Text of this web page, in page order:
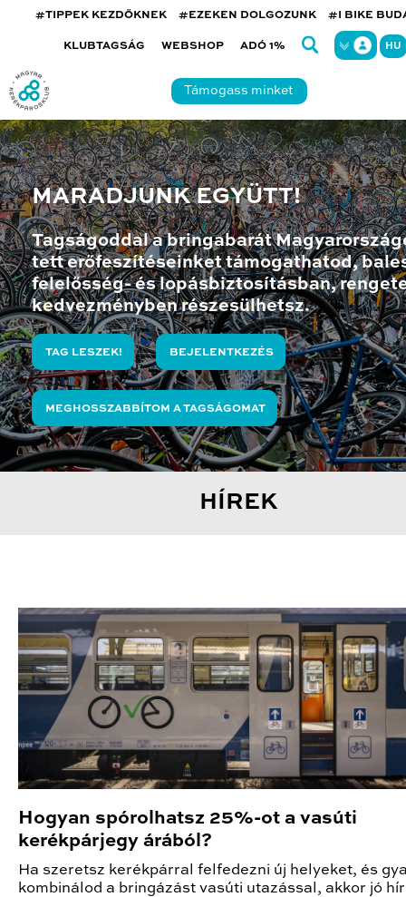
#TIPPEK KEZDŐKNEK #EZEKEN DOLGOZUNK #I BIKE
KLUBTAGSÁG WEBSHOP ADÓ 1% HU
Támogass minket
MARADJUNK EGYÜTT!
Tagságoddal a bringabarát
tett erőfeszítéseinket támogathatod,
felelősség- és lopásbiztosításban,
kedvezményben részesülhetsz.
TAG LESZEK! BEJELENTKEZÉS
MEGHOSSZABBÍTOM A TAGSÁGOMAT
HÍREK
Hogyan spórolhatsz 25%-ot a vasúti
kerékpárjegy árából?
Ha szeretsz kerékpárral felfedezni új helyeket, és
kombinálod a bringázást vasúti utazással, akkor jó